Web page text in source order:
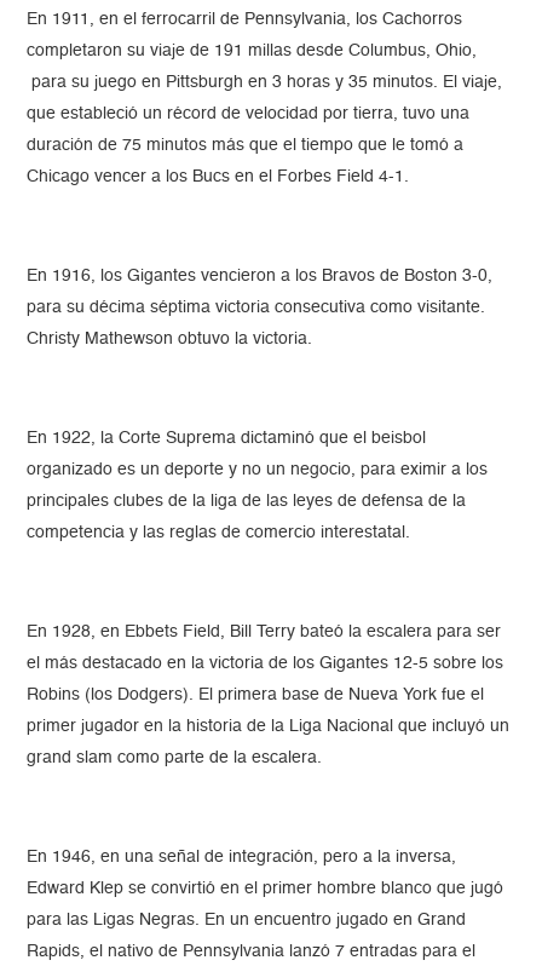
En 1911, en el ferrocarril de Pennsylvania, los Cachorros
completaron su viaje de 191 millas desde Columbus, Ohio,
para su juego en Pittsburgh en 3 horas y 35 minutos. El viaje,
que estableció un récord de velocidad por tierra, tuvo una
duración de 75 minutos más que el tiempo que le tomó a
Chicago vencer a los Bucs en el Forbes Field 4-1.
En 1916, los Gigantes vencieron a los Bravos de Boston 3-0,
para su décima séptima victoria consecutiva como visitante.
Christy Mathewson obtuvo la victoria.
En 1922, la Corte Suprema dictaminó que el beisbol
organizado es un deporte y no un negocio, para eximir a los
principales clubes de la liga de las leyes de defensa de la
competencia y las reglas de comercio interestatal.
En 1928, en Ebbets Field, Bill Terry bateó la escalera para ser
el más destacado en la victoria de los Gigantes 12-5 sobre los
Robins (los Dodgers). El primera base de Nueva York fue el
primer jugador en la historia de la Liga Nacional que incluyó un
grand slam como parte de la escalera.
En 1946, en una señal de integración, pero a la inversa,
Edward Klep se convirtió en el primer hombre blanco que jugó
para las Ligas Negras. En un encuentro jugado en Grand
Rapids, el nativo de Pennsylvania lanzó 7 entradas para el